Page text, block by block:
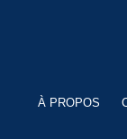
À PROPOS